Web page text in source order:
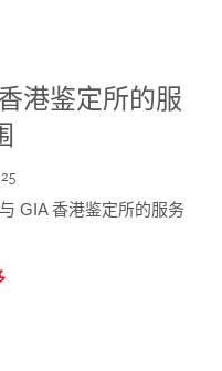
港鉴定所的服
GIA 香港鉴定所的服务